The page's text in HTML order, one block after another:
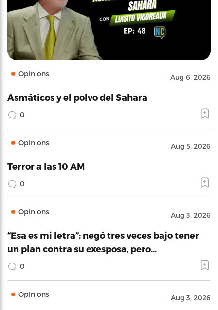
Opinions Aug 6, 2026
Asmáticos y el polvo del Sahara
0
Opinions Aug 5, 2026
Terror a las 10 AM
0
Opinions Aug 3, 2026
“Esa es mi letra”: negó tres veces bajo tener
un plan contra su exesposa, pero…
0
Opinions Aug 3, 2026